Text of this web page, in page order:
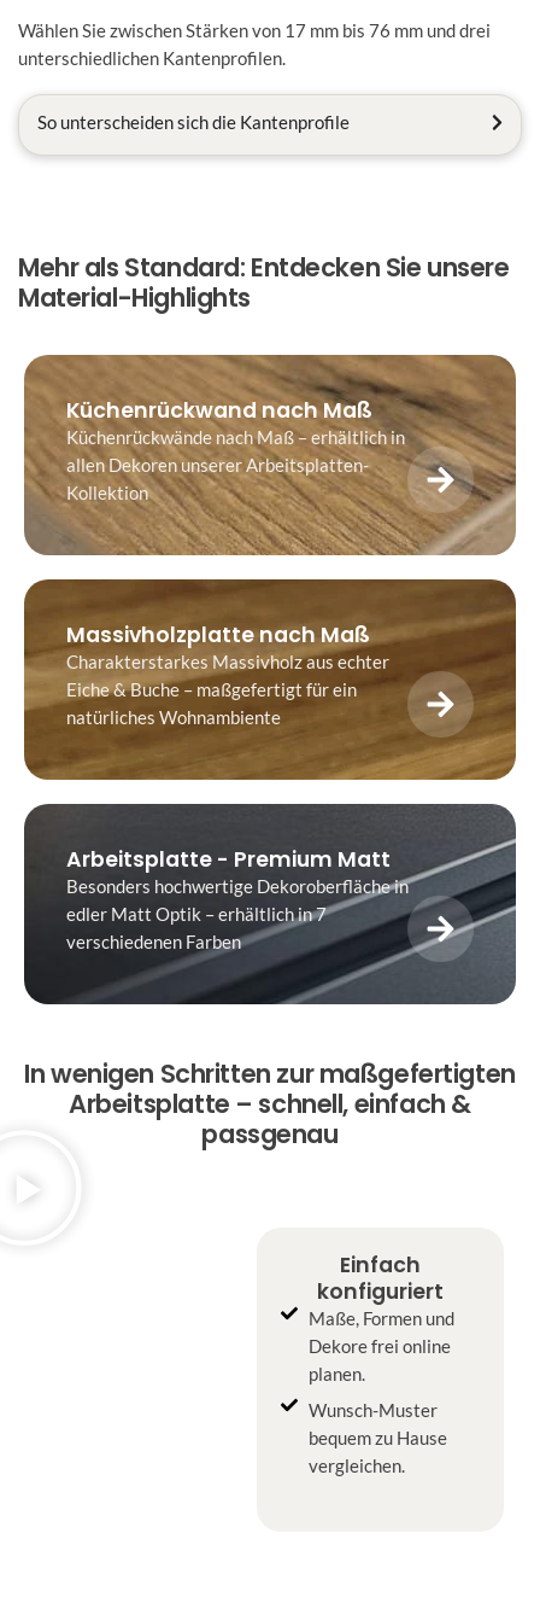
Wählen Sie zwischen Stärken von 17 mm bis 76 mm und drei
unterschiedlichen Kantenprofilen.
So unterscheiden sich die Kantenprofile
Mehr als Standard: Entdecken Sie unsere
Material-Highlights
Küchenrückwand nach Maß
Küchenrückwände nach Maß – erhältlich in
allen Dekoren unserer Arbeitsplatten-
Kollektion
Massivholzplatte nach Maß
Charakterstarkes Massivholz aus echter
Eiche & Buche – maßgefertigt für ein
natürliches Wohnambiente
Arbeitsplatte - Premium Matt
Besonders hochwertige Dekoroberfläche in
edler Matt Optik – erhältlich in 7
verschiedenen Farben
In wenigen Schritten zur maßgefertigten
Arbeitsplatte – schnell, einfach &
passgenau
Einfach
konfiguriert
Maße, Formen und
Dekore frei online
planen.
Wunsch-Muster
bequem zu Hause
vergleichen.